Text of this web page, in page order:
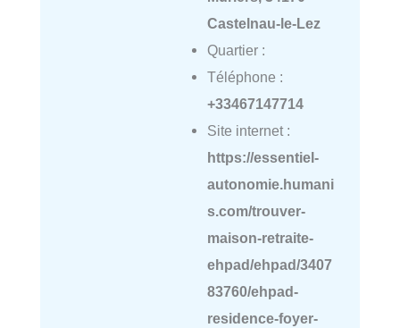
Castelnau-le-Lez
Quartier :
Téléphone :
+33467147714
Site internet :
https://essentiel-
autonomie.humani
s.com/trouver-
maison-retraite-
ehpad/ehpad/3407
83760/ehpad-
residence-foyer-